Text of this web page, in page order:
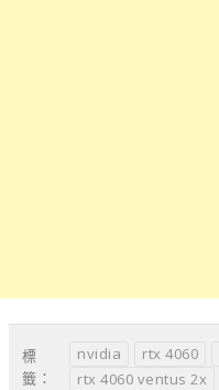
標
籤：
nvidia rtx 4060
rtx 4060 ventus 2x